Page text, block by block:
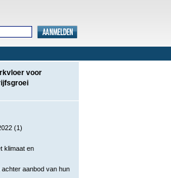
voor
(1)
klimaat en
aanbod van hun